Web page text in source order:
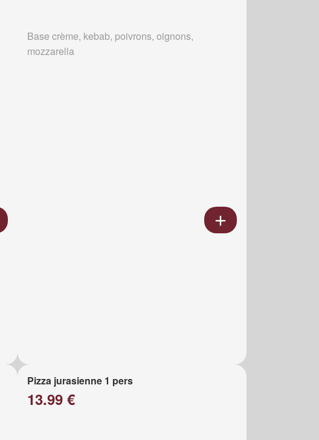
Base crème, kebab, poivrons, oignons,
mozzarella
Pizza jurasienne 1 pers
13.99 €